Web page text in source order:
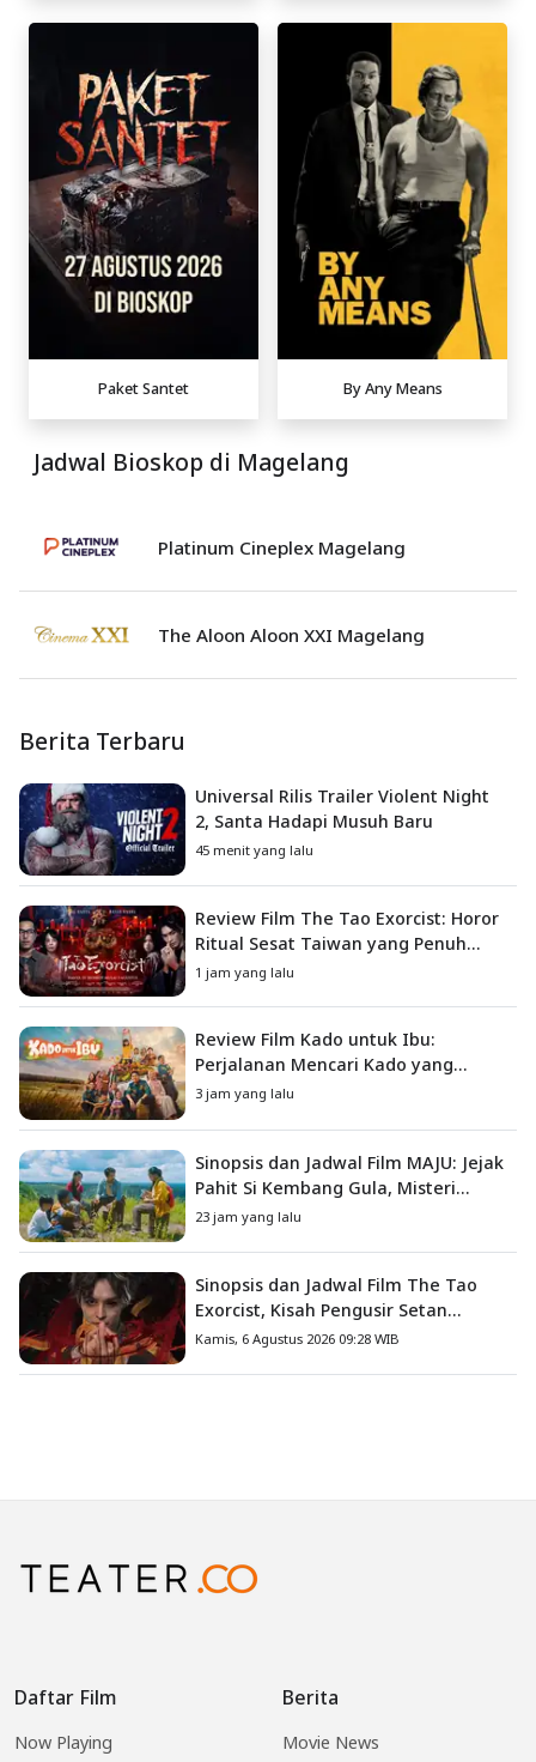
Paket Santet By Any Means
Jadwal Bioskop di Magelang
Platinum Cineplex Magelang
The Aloon Aloon XXI Magelang
Berita Terbaru
Universal Rilis Trailer Violent Night
2, Santa Hadapi Musuh Baru
45 menit yang lalu
Review Film The Tao Exorcist: Horor
Ritual Sesat Taiwan yang Penuh
Misteri dan Teror Psikologis
1 jam yang lalu
Review Film Kado untuk Ibu:
Perjalanan Mencari Kado yang
Mengajarkan Arti Keluarga
3 jam yang lalu
Sinopsis dan Jadwal Film MAJU: Jejak
Pahit Si Kembang Gula, Misteri
Hilangnya Bagas di Lokasi Jambore
23 jam yang lalu
Sinopsis dan Jadwal Film The Tao
Exorcist, Kisah Pengusir Setan
Melawan Kutukan Mematikan
Kamis, 6 Agustus 2026 09:28 WIB
Daftar Film
Now Playing
Berita
Movie News